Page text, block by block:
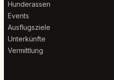
Hunderassen
Events
Ausflugsziele
Unterkünfte
Vermittlung